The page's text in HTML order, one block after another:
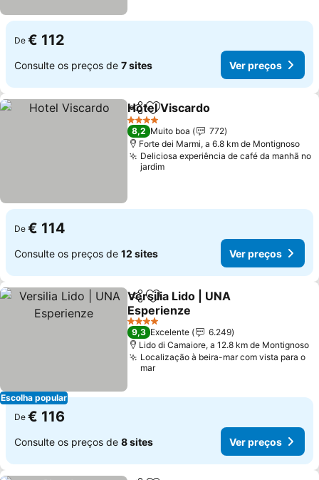
De € 112
Consulte os preços de 7 sites Ver preços
PartilharAdicionar aos favoritos
Hotel Viscardo
4 Estrelas
8,2 Muito boa
772
Forte dei Marmi, a 6.8 km de Montignoso
Deliciosa experiência de café da manhã no
jardim
De € 114
Consulte os preços de 12 sites Ver preços
Escolha popular
PartilharAdicionar aos favoritos
Versilia Lido | UNA
Esperienze
Ver preços
4 Estrelas
9,3 Excelente
6.249
Lido di Camaiore, a 12.8 km de Montignoso
Localização à beira-mar com vista para o
mar
De € 116
Consulte os preços de 8 sites Ver preços